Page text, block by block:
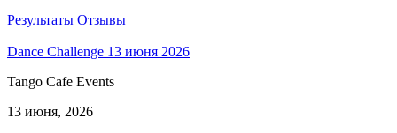
Результаты Отзывы
Dance Challеnge 13 июня 2026
Tango Cafe Events
13 июня, 2026